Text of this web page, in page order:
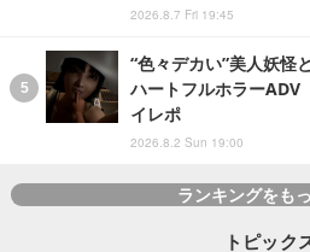
2026.8.7 Fri 19:45
“色々デカい”美人妖怪
ハートフルホラーADV
イレポ
2026.8.2 Sun 19:00
ランキングをも
トピック